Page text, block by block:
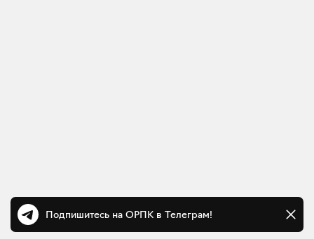
Подпишитесь на ОРПК в Телеграм!